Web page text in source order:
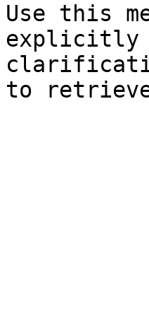
Use this
explicitly